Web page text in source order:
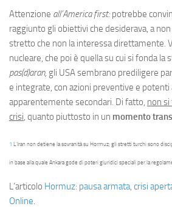
Attenzione all’America first: potrebbe
raggiunto gli obiettivi che desiderava, a
stretto che non la interessa direttamente.
nucleare, che poi è quella su cui si fonda la
pas(d)aran, gli USA sembrano prediligere
e integrate, con azioni preventive e potenti
apparentemente secondari. Di fatto, non
crisi, quanto piuttosto in un momento
1 L’Iran non detiene la sovranità su Hormuz; gli stretti turchi sono
in base alla quale Ankara gode di poteri giuridici speciali per la
L’articolo Hormuz: pausa armata, crisi
Online.